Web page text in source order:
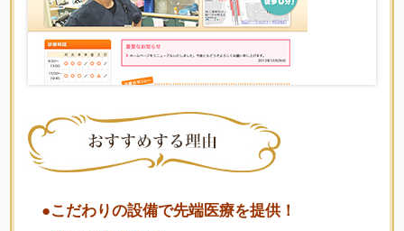
●こだわりの設備で先端医療を提供！